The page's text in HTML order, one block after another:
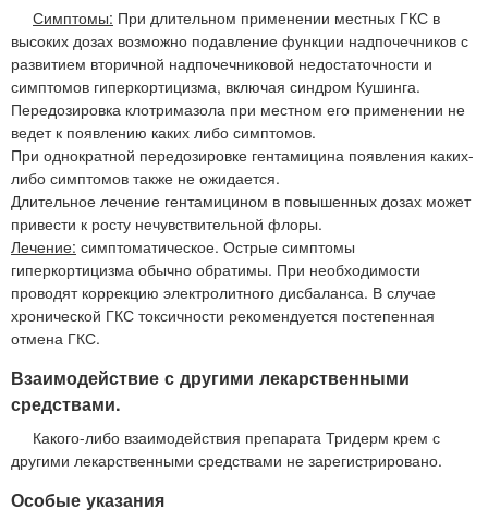
Симптомы: При длительном применении местных ГКС в
высоких дозах возможно подавление функции надпочечников с
развитием вторичной надпочечниковой недостаточности и
симптомов гиперкортицизма, включая синдром Кушинга.
Передозировка клотримазола при местном его применении не
ведет к появлению каких либо симптомов.
При однократной передозировке гентамицина появления каких-
либо симптомов также не ожидается.
Длительное лечение гентамицином в повышенных дозах может
привести к росту нечувствительной флоры.
Лечение: симптоматическое. Острые симптомы
гиперкортицизма обычно обратимы. При необходимости
проводят коррекцию электролитного дисбаланса. В случае
хронической ГКС токсичности рекомендуется постепенная
отмена ГКС.
Взаимодействие с другими лекарственными
средствами.
Какого-либо взаимодействия препарата Тридерм крем с
другими лекарственными средствами не зарегистрировано.
Особые указания